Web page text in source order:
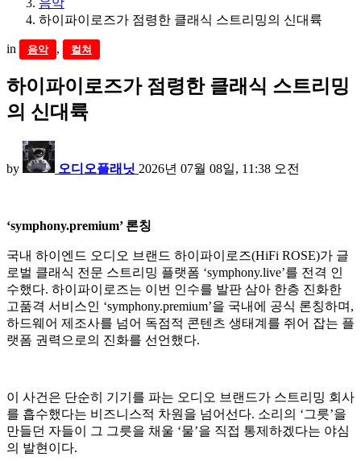
음악
하이파이로즈가 점령한 클래식 스트리밍의 신대륙
in 음악 , 컬쳐
하이파이로즈가 점령한 클래식 스트리밍
의 신대륙
by 오디오플래닛 2026년 07월 08일, 11:38 오전
‘symphony.premium’ 론칭
국내 하이엔드 오디오 브랜드 하이파이로즈(HiFi ROSE)가 글
로벌 클래식 전문 스트리밍 플랫폼 ‘symphony.live’를 전격 인
수했다. 하이파이로즈는 이번 인수를 발판 삼아 한층 진화한
고품격 서비스인 ‘symphony.premium’을 국내에 공식 론칭하며,
하드웨어 제조사를 넘어 독점적 콘텐츠 생태계를 쥐어 잡는 플
랫폼 권력으로의 진화를 선언했다.
이 사건은 단순히 기기를 파는 오디오 브랜드가 스트리밍 회사
를 흡수했다는 비즈니스적 차원을 넘어선다. 소리의 ‘그릇’을
만들던 자들이 그 그릇을 채울 ‘물’을 직접 통제하겠다는 야심
의 발현이다.